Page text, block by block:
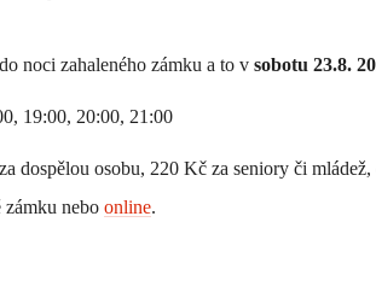
noci zahaleného zámku a to v sobotu 23.8.
19:00, 20:00, 21:00
dospělou osobu, 220 Kč za seniory či
zámku nebo online.